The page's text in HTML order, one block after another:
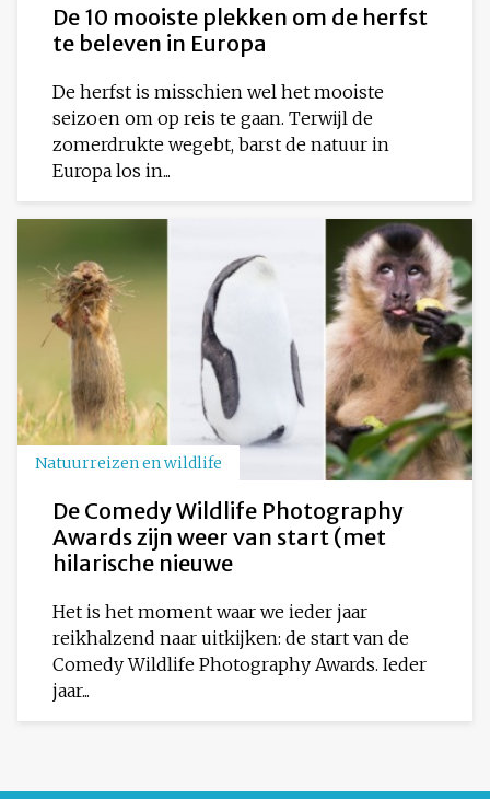
De 10 mooiste plekken om de herfst
te beleven in Europa
De herfst is misschien wel het mooiste
seizoen om op reis te gaan. Terwijl de
zomerdrukte wegebt, barst de natuur in
Europa los in...
Natuurreizen en wildlife
De Comedy Wildlife Photography
Awards zijn weer van start (met
hilarische nieuwe
Het is het moment waar we ieder jaar
reikhalzend naar uitkijken: de start van de
Comedy Wildlife Photography Awards. Ieder
jaar...